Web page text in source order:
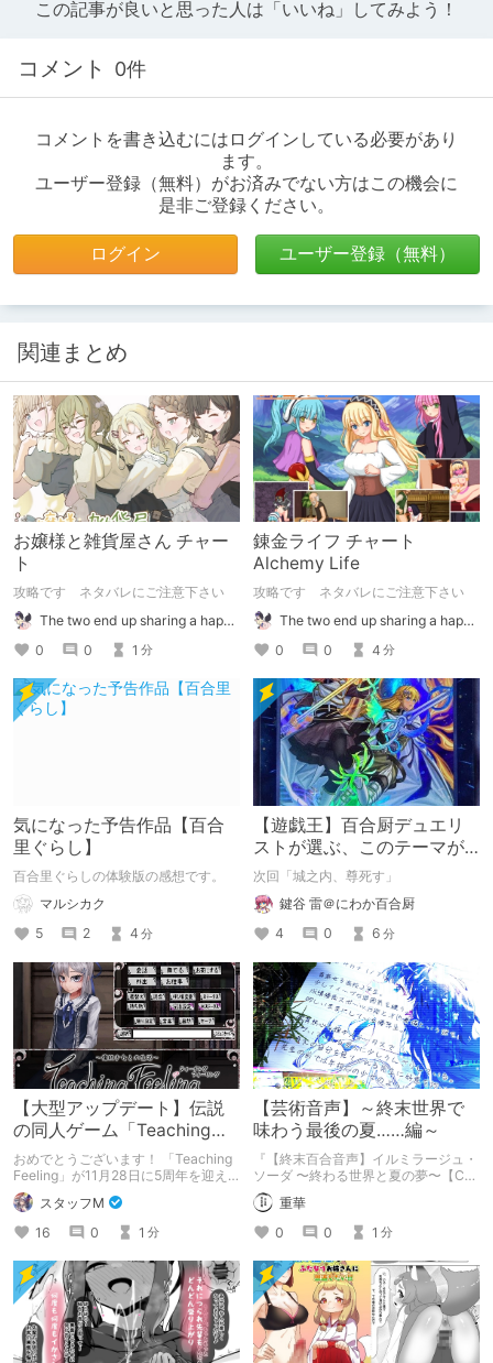
この記事が良いと思った人は「いいね」してみよう！
コメント 0件
コメントを書き込むにはログインしている必要があり
ます。
ユーザー登録（無料）がお済みでない方はこの機会に
是非ご登録ください。
ログイン ユーザー登録（無料）
関連まとめ
お嬢様と雑貨屋さん チャー
ト
攻略です ネタバレにご注意下さい
The two end up sharing a happy kiss【二人は幸せな接吻をして終了】
0
0 1 分
錬金ライフ チャート
Alchemy Life
攻略です ネタバレにご注意下さい
The two end up sharing a happy kiss【二人は幸せな接吻をして終了】
0
0 4 分
気になった予告作品【百合
里ぐらし】
百合里ぐらしの体験版の感想です。
マルシカク
5
2 4 分
【遊戯王】百合厨デュエリ
ストが選ぶ、このテーマが
尊い！その２
次回「城之内、尊死す」
鍵谷 雷＠にわか百合厨
4
0 6 分
【大型アップデート】伝説
の同人ゲーム「Teaching
Feeling」が5周年！
おめでとうございます！ 「Teaching
Feeling」が11月28日に5周年を迎え
ました！ 記念すべき5周年記念、既存
ユーザーも新規ユーザーも、この機会
にシルヴィちゃんに会いにいきません
か？
スタッフM
16
0 1 分
【芸術音声】～終末世界で
味わう最後の夏……編～
『【終末百合音声】イルミラージュ・
ソーダ 〜終わる世界と夏の夢〜【CV:
奥野香耶】』
重華
0
0 1 分